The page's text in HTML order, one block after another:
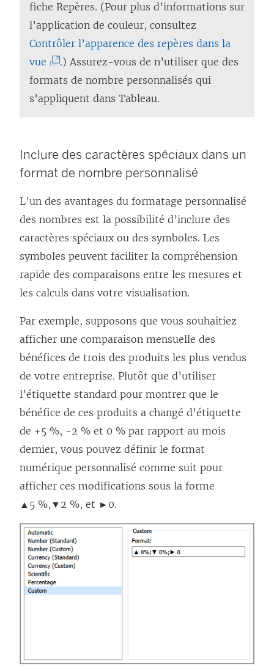
fiche Repères. (Pour plus d’informations sur
l’application de couleur, consultez
Contrôler l’apparence des repères dans la
vue
L
e
e
n
’
o
u
v
r
e
d
a
n
s
u
n
e
n
o
u
v
l
l
e
f
t
.) Assurez-vous de n’utiliser que des
formats de nombre personnalisés qui
s’appliquent dans Tableau.
Inclure des caractères spéciaux dans un
format de nombre personnalisé
L’un des avantages du formatage personnalisé
des nombres est la possibilité d’inclure des
caractères spéciaux ou des symboles. Les
symboles peuvent faciliter la compréhension
rapide des comparaisons entre les mesures et
les calculs dans votre visualisation.
Par exemple, supposons que vous souhaitiez
afficher une comparaison mensuelle des
bénéfices de trois des produits les plus vendus
de votre entreprise. Plutôt que d’utiliser
l’étiquette standard pour montrer que le
bénéfice de ces produits a changé d’étiquette
de +5 %, -2 % et 0 % par rapport au mois
dernier, vous pouvez définir le format
numérique personnalisé comme suit pour
afficher ces modifications sous la forme
▲5 %,▼2 %, et ►0.